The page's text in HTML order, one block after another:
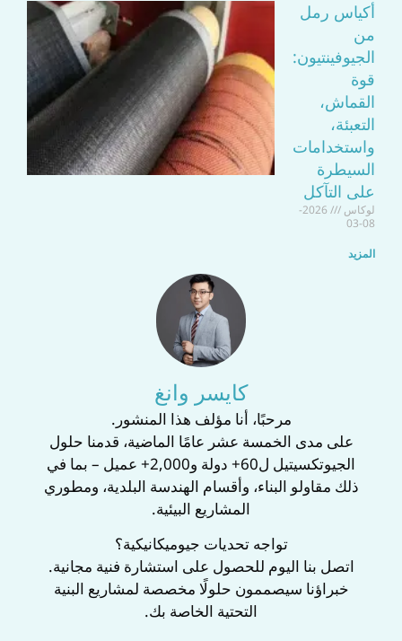
أكياس رمل
من
الجيوفينتيون:
قوة
القماش،
التعبئة،
واستخدامات
السيطرة
على التآكل
لوكاس
2026-
08-03
المزيد
كايسر وانغ
‌مرحبًا، أنا مؤلف هذا المنشور.‌
على مدى الخمسة عشر عامًا الماضية، قدمنا حلول
الجيوتكسيتيل ل‌60+ دولة‌ و‌2,000+ عميل‌ – بما في
ذلك مقاولو البناء، وأقسام الهندسة البلدية، ومطوري
المشاريع البيئية.
‌تواجه تحديات جيوميكانيكية؟‌
اتصل بنا اليوم للحصول على ‌استشارة فنية مجانية‌.
خبراؤنا سيصممون حلولًا مخصصة لمشاريع البنية
التحتية الخاصة بك.